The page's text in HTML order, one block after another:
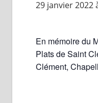
29 janvier 2022
En mémoire du
Plats de Saint
Clément,